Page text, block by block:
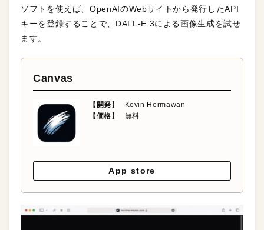
ソフトを使えば、OpenAIのWebサイトから発行したAPI
キーを登録することで、DALL-E 3による画像生成を試せ
ます。
Canvas
【開発】
Kevin Hermawan
【価格】
無料
App store